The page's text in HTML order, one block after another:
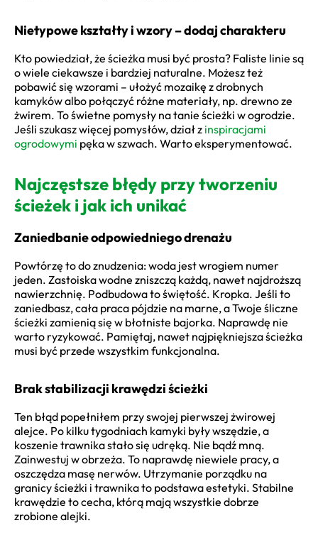
Nietypowe kształty i wzory – dodaj charakteru
Kto powiedział, że ścieżka musi być prosta? Faliste linie są
o wiele ciekawsze i bardziej naturalne. Możesz też
pobawić się wzorami – ułożyć mozaikę z drobnych
kamyków albo połączyć różne materiały, np. drewno ze
żwirem. To świetne pomysły na tanie ścieżki w ogrodzie.
Jeśli szukasz więcej pomysłów, dział z inspiracjami
ogrodowymi pęka w szwach. Warto eksperymentować.
Najczęstsze błędy przy tworzeniu
ścieżek i jak ich unikać
Zaniedbanie odpowiedniego drenażu
Powtórzę to do znudzenia: woda jest wrogiem numer
jeden. Zastoiska wodne zniszczą każdą, nawet najdroższą
nawierzchnię. Podbudowa to świętość. Kropka. Jeśli to
zaniedbasz, cała praca pójdzie na marne, a Twoje śliczne
ścieżki zamienią się w błotniste bajorka. Naprawdę nie
warto ryzykować. Pamiętaj, nawet najpiękniejsza ścieżka
musi być przede wszystkim funkcjonalna.
Brak stabilizacji krawędzi ścieżki
Ten błąd popełniłem przy swojej pierwszej żwirowej
alejce. Po kilku tygodniach kamyki były wszędzie, a
koszenie trawnika stało się udręką. Nie bądź mną.
Zainwestuj w obrzeża. To naprawdę niewiele pracy, a
oszczędza masę nerwów. Utrzymanie porządku na
granicy ścieżki i trawnika to podstawa estetyki. Stabilne
krawędzie to cecha, którą mają wszystkie dobrze
zrobione alejki.